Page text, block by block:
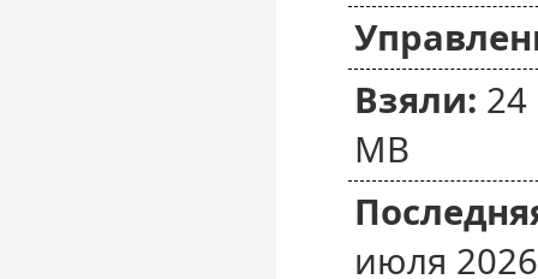
Взяли:
MB
июля